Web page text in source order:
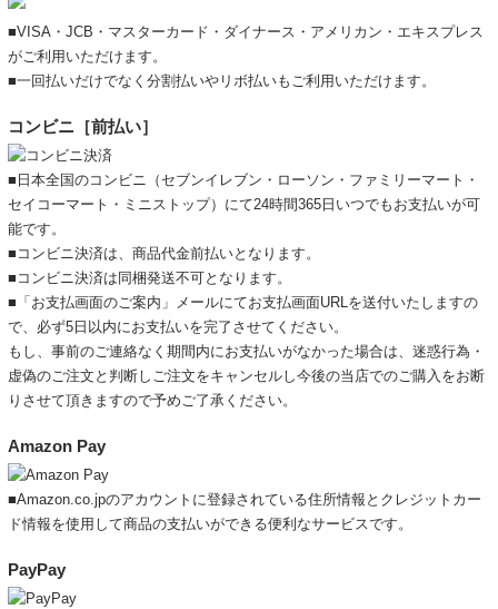
■VISA・JCB・マスターカード・ダイナース・アメリカン・エキスプレス
がご利用いただけます。
■一回払いだけでなく分割払いやリボ払いもご利用いただけます。
コンビニ［前払い］
■日本全国のコンビニ（セブンイレブン・ローソン・ファミリーマート・
セイコーマート・ミニストップ）にて24時間365日いつでもお支払いが可
能です。
■コンビニ決済は、商品代金前払いとなります。
■コンビニ決済は同梱発送不可となります。
■「お支払画面のご案内」メールにてお支払画面URLを送付いたしますの
で、必ず5日以内にお支払いを完了させてください。
もし、事前のご連絡なく期間内にお支払いがなかった場合は、迷惑行為・
虚偽のご注文と判断しご注文をキャンセルし今後の当店でのご購入をお断
りさせて頂きますので予めご了承ください。
Amazon Pay
■Amazon.co.jpのアカウントに登録されている住所情報とクレジットカー
ド情報を使用して商品の支払いができる便利なサービスです。
PayPay